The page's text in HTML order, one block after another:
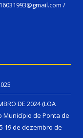
/
DE 2024 (LOA
Município de Ponta de
19 de dezembro de